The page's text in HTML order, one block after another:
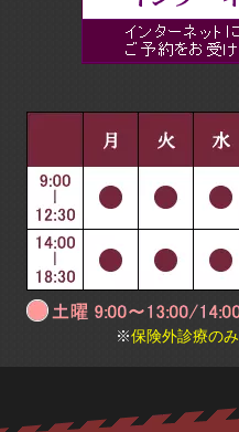
※保険外診療のみ